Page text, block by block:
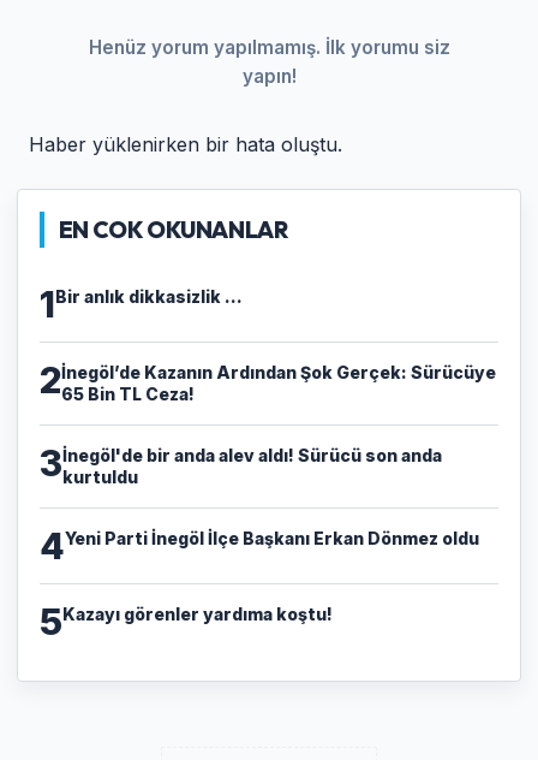
Henüz yorum yapılmamış. İlk yorumu siz
yapın!
Haber yüklenirken bir hata oluştu.
EN COK OKUNANLAR
1Bir anlık dikkasizlik ...
2​İnegöl’de Kazanın Ardından Şok Gerçek: Sürücüye
65 Bin TL Ceza!
3İnegöl'de bir anda alev aldı! Sürücü son anda
kurtuldu
4Yeni Parti İnegöl İlçe Başkanı Erkan Dönmez oldu
5Kazayı görenler yardıma koştu!